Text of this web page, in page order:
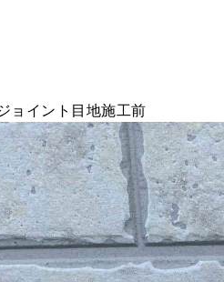
ョイント目地施工前